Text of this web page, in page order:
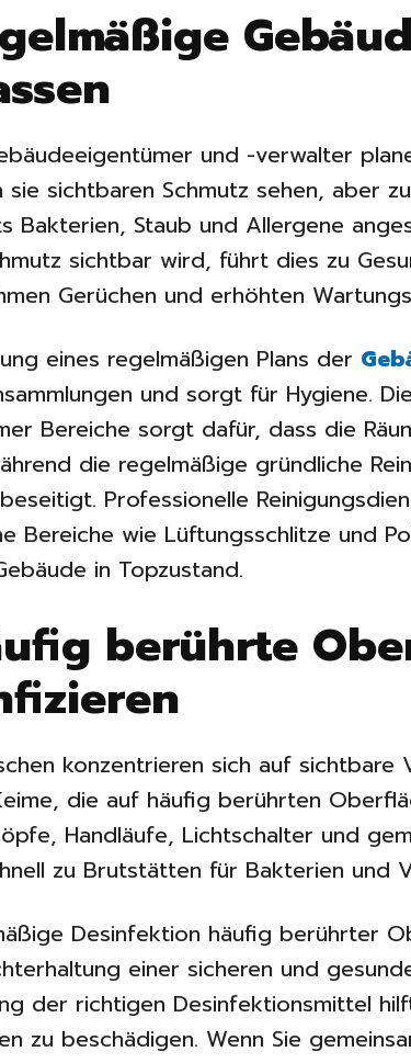
und -verwalter
sie sichtbaren Schmutz sehen, aber
Bakterien, Staub und Allergene
sichtbar wird, führt dies zu
Gerüchen und erhöhten
eines regelmäßigen Plans der
und sorgt für Hygiene.
Bereiche sorgt dafür, dass die
die regelmäßige gründliche
Professionelle
Bereiche wie Lüftungsschlitze und
in Topzustand.
berührte
konzentrieren sich auf sichtbare
die auf häufig berührten
Handläufe, Lichtschalter und
zu Brutstätten für Bakterien und
Desinfektion häufig berührter
einer sicheren und
der richtigen Desinfektionsmittel
zu beschädigen. Wenn Sie